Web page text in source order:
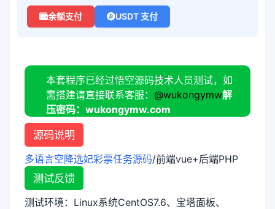
余额支付 USDT 支付
本套程序已经过悟空源码技术人员测试，如
需搭建请直接联系客服： @wukongymw解
压密码：wukongymw.com
源码说明
多语言空降选妃彩票任务源码/前端vue+后端PHP
测试反馈
测试环境：Linux系统CentOS7.6、宝塔面板、